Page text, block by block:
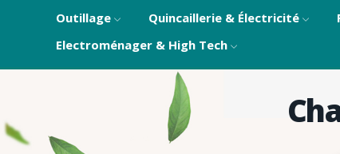
Outillage Quincaillerie & Électricité
Electroménager & High Tech